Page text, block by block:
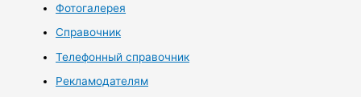
Фотогалерея
Справочник
Телефонный справочник
Рекламодателям